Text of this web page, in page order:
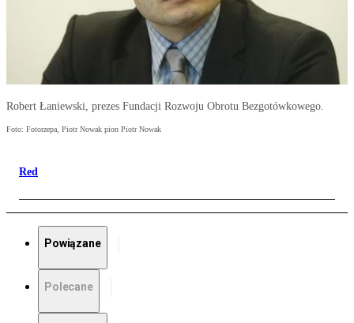
Robert Łaniewski, prezes Fundacji Rozwoju Obrotu Bezgotówkowego.
Foto: Fotorzepa, Piotr Nowak pion Piotr Nowak
Red
Powiązane
Polecane